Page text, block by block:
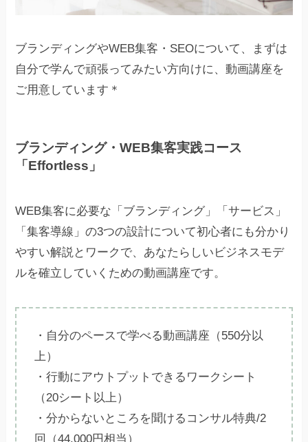
ブランディングやWEB集客・SEOについて、まずは
自分で学んで頑張ってみたい方向けに、動画講座を
ご用意しています＊
ブランディング・WEB集客実践コース
「Effortless」
WEB集客に必要な「ブランディング」「サービス」
「集客導線」の3つの設計について初心者にも分かり
やすい解説とワークで、あなたらしいビジネスモデ
ルを確立していくための動画講座です。
・自分のペースで学べる動画講座（550分以
上）
・行動にアウトプットできるワークシート
（20シート以上）
・分からないところを聞けるコンサル特典/2
回（44,000円相当）